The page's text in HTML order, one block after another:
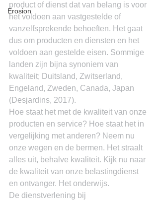
Erosion
product of dienst dat van belang is voor
het voldoen aan vastgestelde of
vanzelfsprekende behoeften. Het gaat
dus om producten en diensten en het
voldoen aan gestelde eisen. Sommige
landen zijn bijna synoniem van
kwaliteit; Duitsland, Zwitserland,
Engeland, Zweden, Canada, Japan
(Desjardins, 2017).
Hoe staat het met de kwaliteit van onze
producten en service? Hoe staat het in
vergelijking met anderen? Neem nu
onze wegen en de bermen. Het straalt
alles uit, behalve kwaliteit. Kijk nu naar
de kwaliteit van onze belastingdienst
en ontvanger. Het onderwijs.
De dienstverlening bij